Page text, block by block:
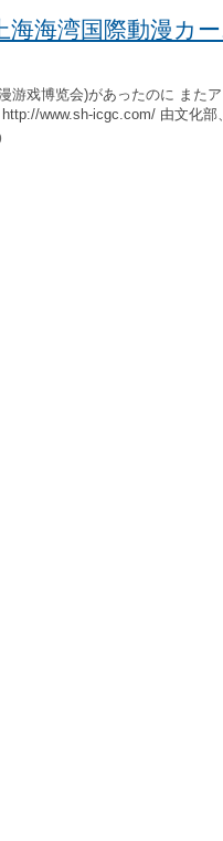
海湾国際動漫カ
游戏博览会)があったのに また
www.sh-icgc.com/ 由文化部